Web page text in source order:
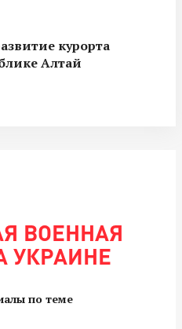
курорта
Алтай
ВОЕННАЯ
УКРАИНЕ
по теме